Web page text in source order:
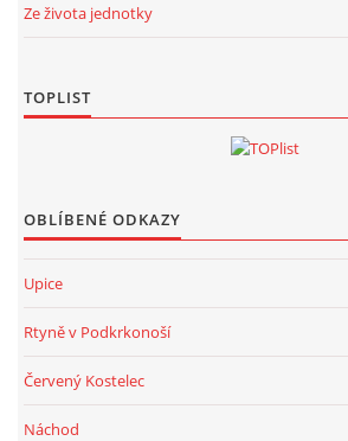
Ze života jednotky
TOPLIST
OBLÍBENÉ ODKAZY
Upice
Rtyně v Podkrkonoší
Červený Kostelec
Náchod